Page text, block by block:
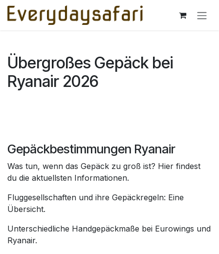
Zum Inhalt springen
Übergroßes Gepäck bei
Ryanair 2026
Gepäckbestimmungen Ryanair
Was tun, wenn das Gepäck zu groß ist? Hier findest
du die aktuellsten Informationen.
Fluggesellschaften und ihre Gepäckregeln: Eine
Übersicht.
Unterschiedliche Handgepäckmaße bei Eurowings und
Ryanair.